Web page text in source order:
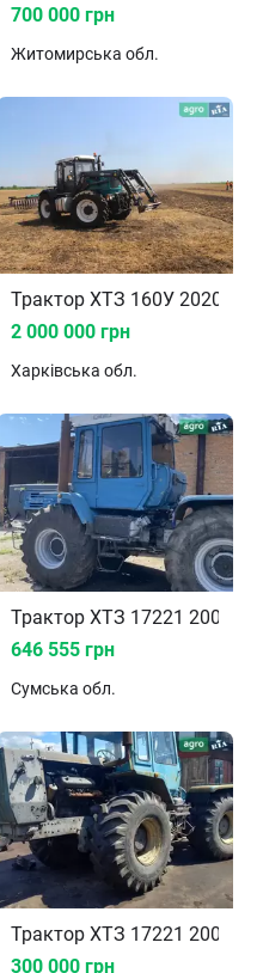
700 000 грн
Житомирська обл.
Трактор ХТЗ 160У 2020
2 000 000 грн
Харківська обл.
Трактор ХТЗ 17221 2000
646 555 грн
Сумська обл.
Трактор ХТЗ 17221 2006
300 000 грн